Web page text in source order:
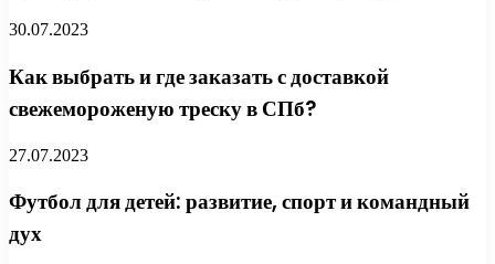
30.07.2023
Как выбрать и где заказать с доставкой
свежемороженую треску в СПб?
27.07.2023
Футбол для детей: развитие, спорт и командный
дух